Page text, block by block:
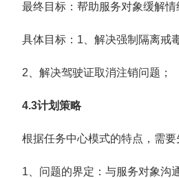
最终目标：帮助服务对象缓解
具体目标：1、解决强制隔离戒
2、解决驾驶证取消注销问题；
4.3计划策略
根据任务中心模式的特点，需
1、问题的界定：与服务对象沟